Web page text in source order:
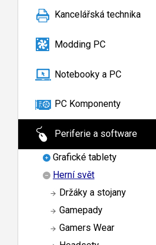
Kancelářská technika
Modding PC
Notebooky a PC
PC Komponenty
Periferie a software
Grafické tablety
Herní svět
Držáky a stojany
Gamepady
Gamers Wear